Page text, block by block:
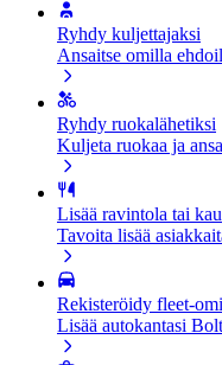
Ryhdy kuljettajaksi
Ansaitse omilla
Ryhdy ruokalähetiksi
Kuljeta ruokaa ja
Lisää ravintola tai
Tavoita lisää
Rekisteröidy fleet-
Lisää autokantasi